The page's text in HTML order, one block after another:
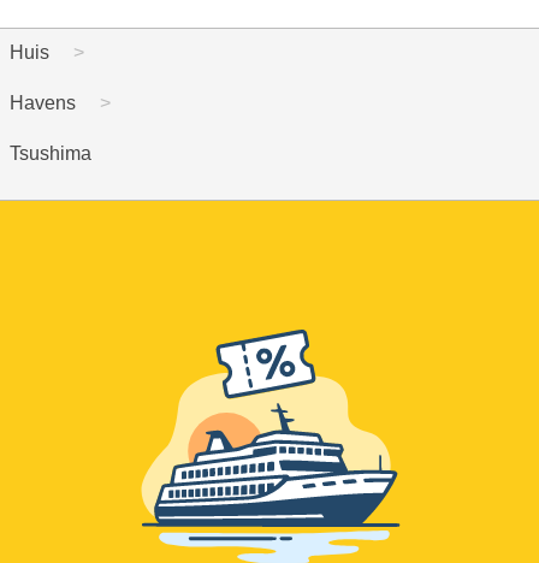
Huis
Havens
Tsushima